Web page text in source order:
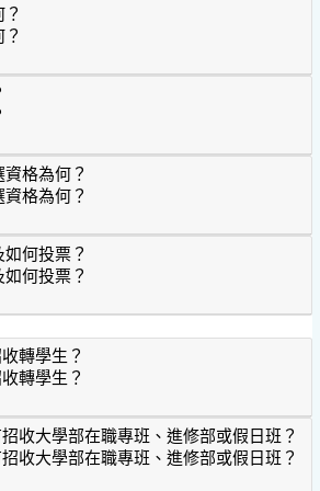
何？
？
格為何？
格為何？
選資格為何？
何投票？
何投票？
及如何投票？
轉學生？
轉學生？
招收轉學生？
收大學部在職專班、進修部或假日班？
收大學部在職專班、進修部或假日班？
有招收大學部在職專班、進修部或假日班